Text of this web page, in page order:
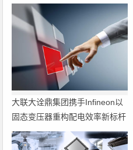
大联大诠鼎集团携手Infineon以
固态变压器重构配电效率新标杆